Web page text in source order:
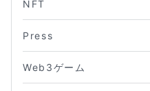
NFT
Press
Web3ゲーム